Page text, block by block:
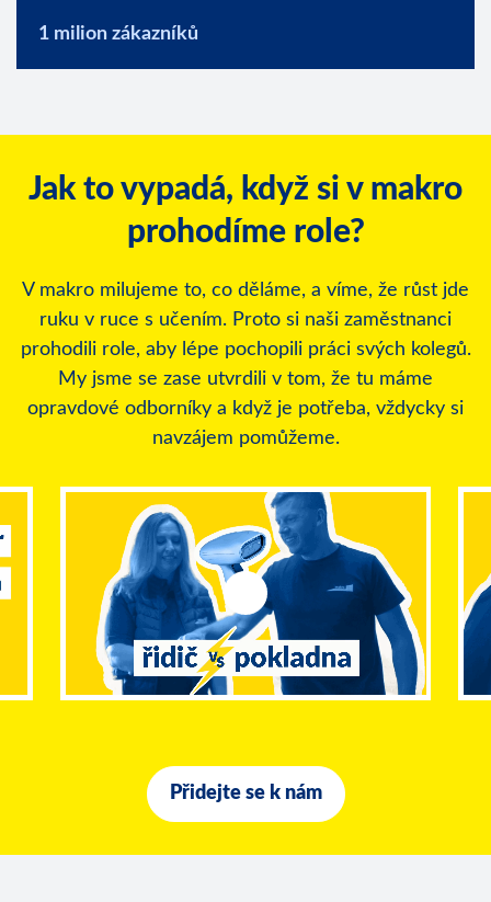
1 milion zákazníků
Jak to vypadá, když si v makro
prohodíme role?
V makro milujeme to, co děláme, a víme, že růst jde
ruku v ruce s učením. Proto si naši zaměstnanci
prohodili role, aby lépe pochopili práci svých kolegů.
My jsme se zase utvrdili v tom, že tu máme
opravdové odborníky a když je potřeba, vždycky si
navzájem pomůžeme.
Přidejte se k nám